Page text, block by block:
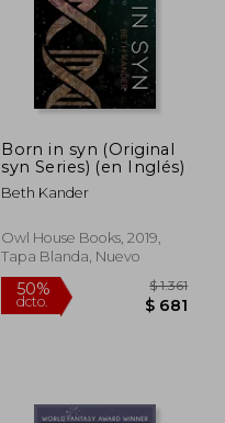
Born in syn (Original
syn Series) (en Inglés)
Beth Kander
Owl House Books, 2019,
Tapa Blanda, Nuevo